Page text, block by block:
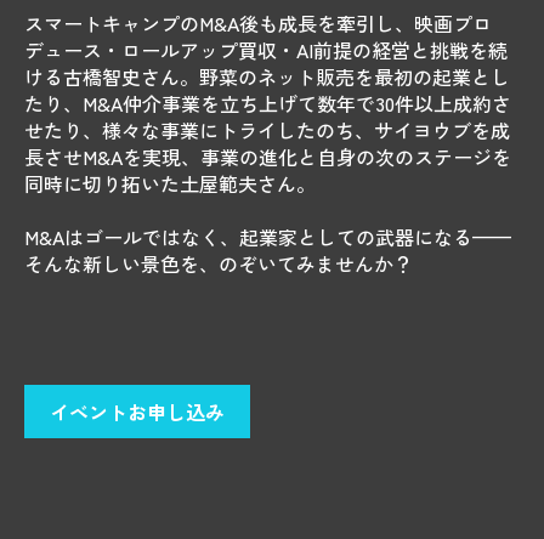
スマートキャンプのM&A後も成長を牽引し、映画プロ
デュース・ロールアップ買収・AI前提の経営と挑戦を続
ける古橋智史さん。野菜のネット販売を最初の起業とし
たり、M&A仲介事業を立ち上げて数年で30件以上成約さ
せたり、様々な事業にトライしたのち、サイヨウブを成
長させM&Aを実現、事業の進化と自身の次のステージを
同時に切り拓いた土屋範夫さん。
M&Aはゴールではなく、起業家としての武器になる——
そんな新しい景色を、のぞいてみませんか？
イベントお申し込み